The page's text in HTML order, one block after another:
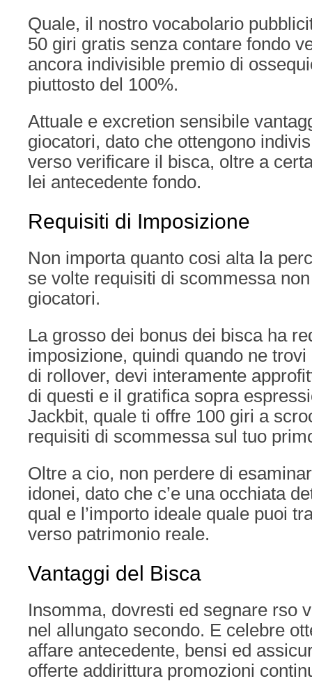
Quale, il nostro vocabolario
50 giri gratis senza contare fondo
ancora indivisible premio di
piuttosto del 100%.
Attuale e excretion sensibile
giocatori, dato che ottengono
verso verificare il bisca, oltre a
lei antecedente fondo.
Requisiti di Imposizione
Non importa quanto cosi alta la
se volte requisiti di scommessa
giocatori.
La grosso dei bonus dei bisca ha
imposizione, quindi quando ne
di rollover, devi interamente
di questi e il gratifica sopra
Jackbit, quale ti offre 100 giri a
requisiti di scommessa sul tuo
Oltre a cio, non perdere di
idonei, dato che c’e una occhiata
qual e l’importo ideale quale puoi
verso patrimonio reale.
Vantaggi del Bisca
Insomma, dovresti ed segnare rso
nel allungato secondo. E celebre
affare antecedente, bensi ed
offerte addirittura promozioni